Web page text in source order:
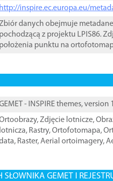
http://inspire.ec.europa.eu/
danych obejmuje
pochodzącą z projektu LPIS86.
położenia punktu na
- INSPIRE themes, version
,Zdjęcie lotnicze,
lotnicza, Rastry,Ortofotomapa,
, Raster,Aerial ortoimagery,
GEMET I